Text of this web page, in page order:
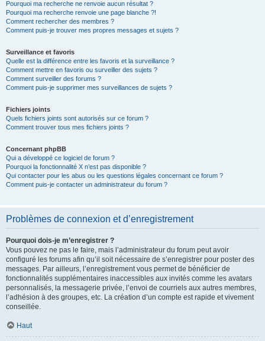
Pourquoi ma recherche ne renvoie aucun résultat ?
Pourquoi ma recherche renvoie une page blanche ?!
Comment rechercher des membres ?
Comment puis-je trouver mes propres messages et sujets ?
Surveillance et favoris
Quelle est la différence entre les favoris et la surveillance ?
Comment mettre en favoris ou surveiller des sujets ?
Comment surveiller des forums ?
Comment puis-je supprimer mes surveillances de sujets ?
Fichiers joints
Quels fichiers joints sont autorisés sur ce forum ?
Comment trouver tous mes fichiers joints ?
Concernant phpBB
Qui a développé ce logiciel de forum ?
Pourquoi la fonctionnalité X n’est pas disponible ?
Qui contacter pour les abus ou les questions légales concernant ce forum ?
Comment puis-je contacter un administrateur du forum ?
Problèmes de connexion et d’enregistrement
Pourquoi dois-je m’enregistrer ?
Vous pouvez ne pas le faire, mais l’administrateur du forum peut avoir
configuré les forums afin qu’il soit nécessaire de s’enregistrer pour poster des
messages. Par ailleurs, l’enregistrement vous permet de bénéficier de
fonctionnalités supplémentaires inaccessibles aux invités comme les avatars
personnalisés, la messagerie privée, l’envoi de courriels aux autres membres,
l’adhésion à des groupes, etc. La création d’un compte est rapide et vivement
conseillée.
Haut